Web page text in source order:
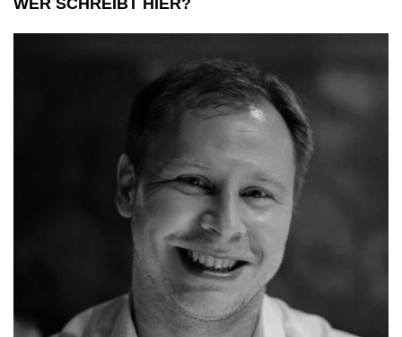
WER SCHREIBT HIER?